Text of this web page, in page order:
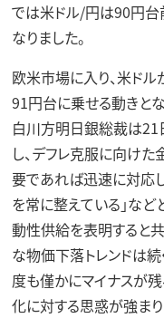
では米ドル/円は90円台
なりました。
欧米市場に入り、米ド
91円台に乗せる動きとな
白川方明日銀総裁は21
し、デフレ克服に向け
要であれば迅速に対応
を常に整えている」な
動性供給を表明すると
な物価下落トレンドは続
度も僅かにマイナスが
化に対する思惑が強ま